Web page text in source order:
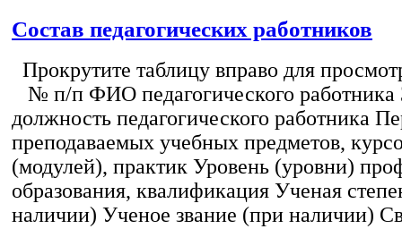
Состав педагогических работников
Прокрутите таблицу вправо для
№ п/п ФИО педагогического работника
должность педагогического работника
преподаваемых учебных предметов,
(модулей), практик Уровень (уровни)
образования, квалификация Ученая
наличии) Ученое звание (при наличии)